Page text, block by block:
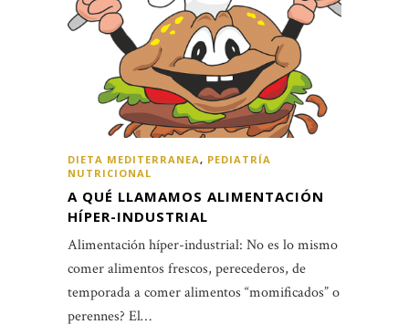
DIETA MEDITERRANEA, PEDIATRÍA
NUTRICIONAL
A QUÉ LLAMAMOS ALIMENTACIÓN
HÍPER-INDUSTRIAL
Alimentación híper-industrial: No es lo mismo
comer alimentos frescos, perecederos, de
temporada a comer alimentos “momificados” o
perennes? El…